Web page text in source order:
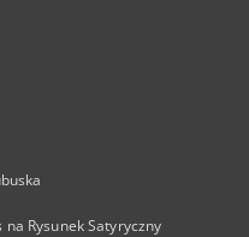
Rysunek Satyryczny